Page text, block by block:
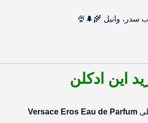
سدر، وانیل 🌾🌲🍨
این ادکلن
Versace Eros Eau de Parfum